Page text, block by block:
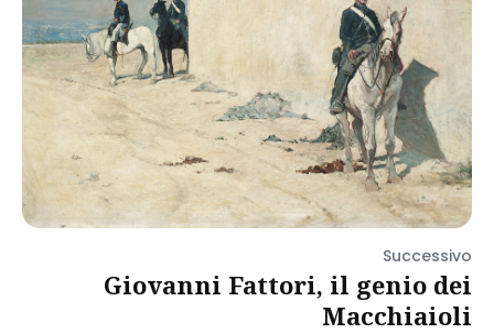
Successivo
Giovanni Fattori, il genio dei
Macchiaioli